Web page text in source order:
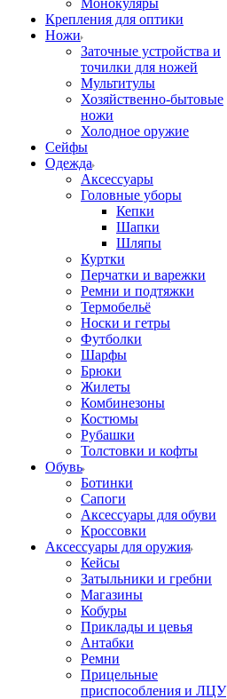
Монокуляры
Крепления для оптики
Ножи
Заточные устройства и
точилки для ножей
Мультитулы
Хозяйственно-бытовые
ножи
Холодное оружие
Сейфы
Одежда
Аксессуары
Головные уборы
Кепки
Шапки
Шляпы
Куртки
Перчатки и варежки
Ремни и подтяжки
Термобельё
Носки и гетры
Футболки
Шарфы
Брюки
Жилеты
Комбинезоны
Костюмы
Рубашки
Толстовки и кофты
Обувь
Ботинки
Сапоги
Аксессуары для обуви
Кроссовки
Аксессуары для оружия
Кейсы
Затыльники и гребни
Магазины
Кобуры
Приклады и цевья
Антабки
Ремни
Прицельные
приспособления и ЛЦУ